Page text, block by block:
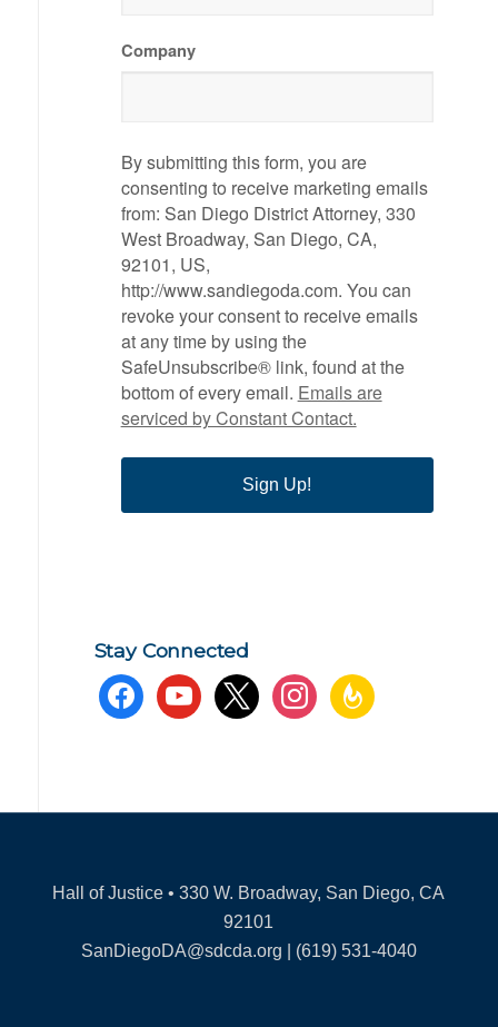
Company
By submitting this form, you are
consenting to receive marketing emails
from: San Diego District Attorney, 330
West Broadway, San Diego, CA,
92101, US,
http://www.sandiegoda.com. You can
revoke your consent to receive emails
at any time by using the
SafeUnsubscribe® link, found at the
bottom of every email. Emails are
serviced by Constant Contact.
Sign Up!
Stay Connected
facebookyoutube x instagramfeedburner
Hall of Justice • 330 W. Broadway, San Diego, CA
92101
SanDiegoDA@sdcda.org | (619) 531-4040